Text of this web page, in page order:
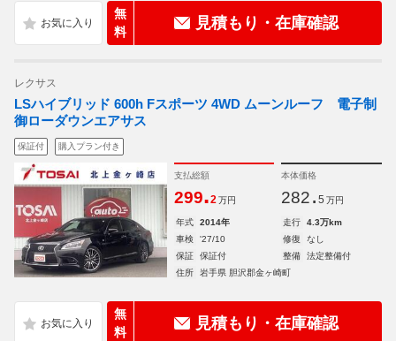
無
料
見積もり・在庫確認
レクサス
LSハイブリッド 600h Fスポーツ 4WD ムーンルーフ 電子制
御ローダウンエアサス
保証付 購入プラン付き
支払総額
299.2 万円
本体価格
282. 5 万円
年式 2014年 走行
4.3万km
車検
'27/10 修復
なし
保証
保証付 整備
法定整備付
住所
岩手県 胆沢郡金ヶ崎町
無
料
見積もり・在庫確認